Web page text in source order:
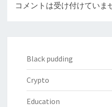
コメントは受け付けていま
Black pudding
Crypto
Education